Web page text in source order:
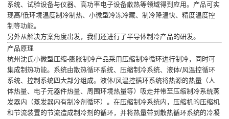
系统、试验设备与仪器、高功率电子设备散热等领域得到应用。产品可实
现高/低环境温度制冷制热、小微型冷冻冷藏、制冷降温快、精度温度控
制等功能。
另外从解决方案角度出发，我们还进行了半导体制冷产品的研发。
产品原理
杭州沈氏小微型压缩-膨胀制冷产品采用压缩制冷循环进行制冷，同时可
集成制热功能。系统由散热循环系统、压缩制冷系统、液体/风温控循环
系统、控制系统四大部分组成。液体/风温控循环系统将热源的热量（人
体热量、电子元器件热量、周围环境热量等）吸走并带至压缩制冷系统蒸
发器内（蒸发器内有制冷剂循环）。在压缩制冷系统内，压缩机的压缩机
和节流装置的节流造成制冷剂的循环，并将热量带到散热循环系统的冷凝